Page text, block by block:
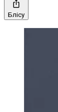
Бөлісу